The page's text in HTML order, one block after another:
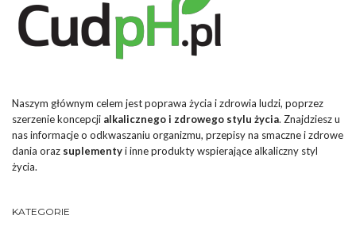
Naszym głównym celem jest poprawa życia i zdrowia ludzi, poprzez
szerzenie koncepcji alkalicznego i zdrowego stylu życia. Znajdziesz u
nas informacje o odkwaszaniu organizmu, przepisy na smaczne i zdrowe
dania oraz suplementyi inne produkty wspierające alkaliczny styl
życia.
KATEGORIE